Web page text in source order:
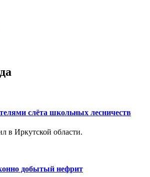
слёта школьных лесничеств
в Иркутской области.
добытый нефрит